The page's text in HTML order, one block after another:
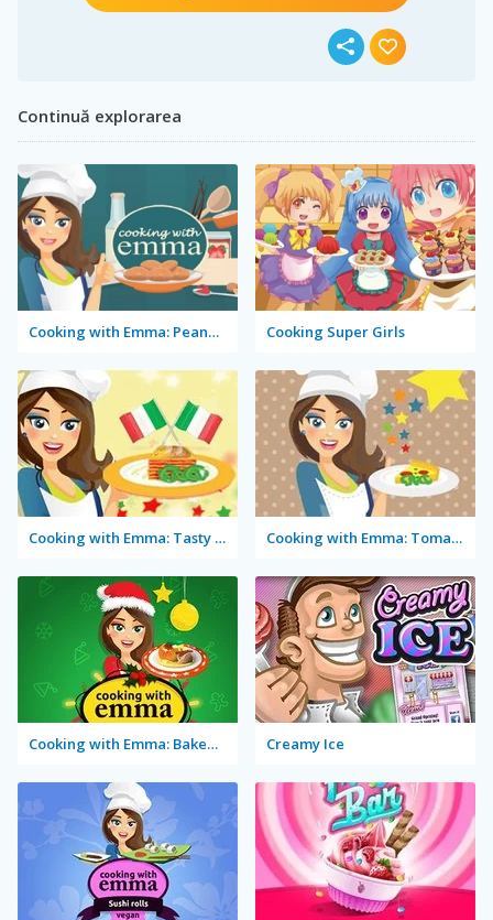
Continuă explorarea
Cooking with Emma: Peanut Butter Cookies Cooking Super Girls
Cooking with Emma: Tasty Vegetable Lasagna Cooking with Emma: Tomato Quiche Vegan
Cooking with Emma: Baked Apples Vegan Creamy Ice